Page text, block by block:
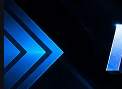
di mana Anda akan menemukan
terbaru dan paling lengkap untuk
halaman ini setiap minggu untuk
tambahan. Selama pesanan Anda
Anda dapat menggunakan kode di
poin dan menukarnya dengan skin
April 20, 2026